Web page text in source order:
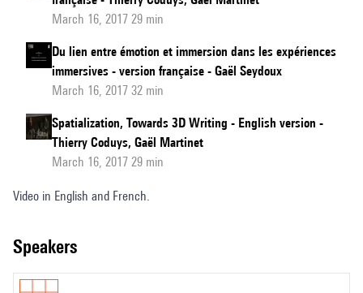
March 16, 2017 29 min
Du lien entre émotion et immersion dans les expériences
immersives - version française - Gaël Seydoux
March 16, 2017 32 min
Spatialization, Towards 3D Writing - English version -
Thierry Coduys, Gaël Martinet
March 16, 2017 29 min
Video in English and French.
speakers